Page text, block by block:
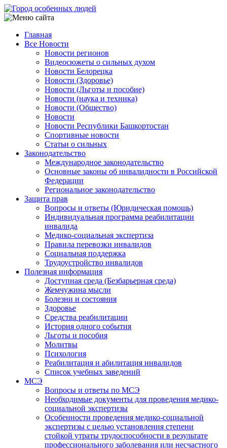
Перейти
к
содержанию
Main
navigation
Главная
Все Новости
Новости регионов
Видеосюжеты о сильных духом
Новости Белорецка
Новости (Здоровье)
Новости (Льготы и пособие)
Новости (наука и техника)
Новости (Общество)
Новости
Новости Республики Башкортостан
Спортивные новости
Статьи о сильных
Законодательство
Международное законодательство
Основные законы об инвалидности в Российской
Федерации
Региональное законодательство
Защита прав
Вопросы и ответы (Юридическая помощь)
Индивидуальная программа реабилитации
инвалида
Медико-социальная экспертиза
Правила перевозки инвалидов
Социальная поддержка
Трудоустройство инвалидов
Полезная информация
Доступная среда (Безбарьерная среда)
Жемчужина мысли
Болезни и состояния
Здоровье
Средства реабилитации
История одного события
Льготы и пособия
Молитвы
Психология
Реабилитация и абилитация инвалидов
Список учебных заведений
МСЭ
Вопросы и ответы по МСЭ
Необходимые документы для проведения медико-
социальной экспертизы
Особенности проведения медико-социальной
экспертизы с целью установления степени
стойкой утраты трудоспособности в результате
профессионального заболевания или несчастного